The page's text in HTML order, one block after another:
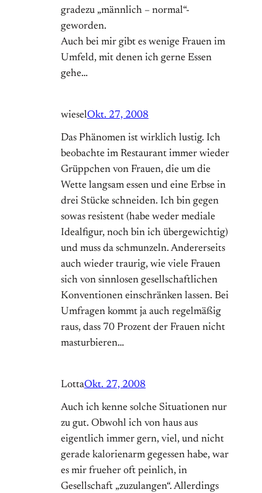
gradezu „männlich – normal“-
geworden.
Auch bei mir gibt es wenige Frauen im
Umfeld, mit denen ich gerne Essen
gehe…
wieselOkt. 27, 2008
Das Phänomen ist wirklich lustig. Ich
beobachte im Restaurant immer wieder
Grüppchen von Frauen, die um die
Wette langsam essen und eine Erbse in
drei Stücke schneiden. Ich bin gegen
sowas resistent (habe weder mediale
Idealfigur, noch bin ich übergewichtig)
und muss da schmunzeln. Andererseits
auch wieder traurig, wie viele Frauen
sich von sinnlosen gesellschaftlichen
Konventionen einschränken lassen. Bei
Umfragen kommt ja auch regelmäßig
raus, dass 70 Prozent der Frauen nicht
masturbieren…
LottaOkt. 27, 2008
Auch ich kenne solche Situationen nur
zu gut. Obwohl ich von haus aus
eigentlich immer gern, viel, und nicht
gerade kalorienarm gegessen habe, war
es mir frueher oft peinlich, in
Gesellschaft „zuzulangen“. Allerdings